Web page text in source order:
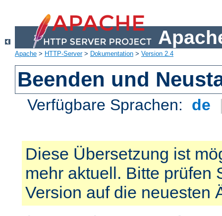
Apache > HTTP-Server> Dokumentation > Version 2.4
Beenden und
Verfügbare Sprachen: de
Diese Übersetzung ist
mehr aktuell. Bitte prüfen
Version auf die neuesten